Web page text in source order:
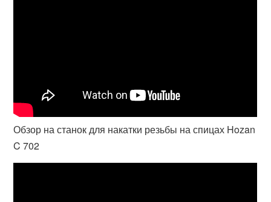
Обзор на станок для накатки резьбы на спицах Hozan
C 702